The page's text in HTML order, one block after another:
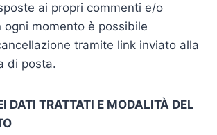
ai propri commenti e/o
ogni momento è possibile
tramite link inviato alla
di posta.
DATI TRATTATI E MODALITÀ DEL